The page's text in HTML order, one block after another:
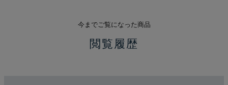
今までご覧になった商品
閲覧履歴